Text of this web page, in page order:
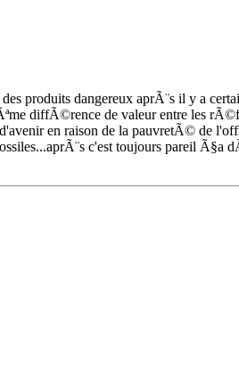
dangereux aprÃ¨s il y a
diffÃ©rence de valeur entre les
en raison de la pauvretÃ© de
c'est toujours pareil Ã§a